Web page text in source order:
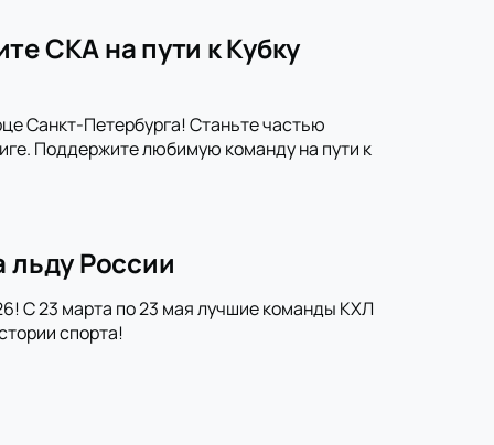
СКА на пути к Кубку
Санкт-Петербурга! Станьте частью
Поддержите любимую команду на пути к
льду России
С 23 марта по 23 мая лучшие команды КХЛ
спорта!